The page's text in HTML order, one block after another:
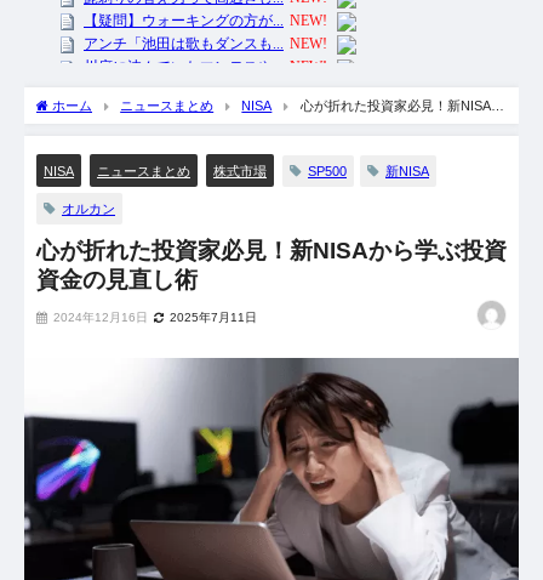
ホーム ニュースまとめ NISA
心が折れた投資家必見！新NISAか
NISA ニュースまとめ 株式市場 SP500 新NISA
オルカン
心が折れた投資家必見！新NISAから学ぶ投資
資金の見直し術
2024年12月16日 2025年7月11日